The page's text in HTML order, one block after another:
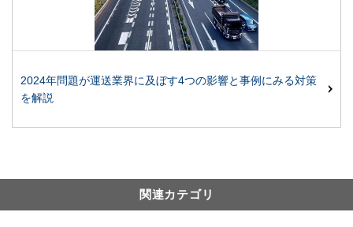
2024年問題が運送業界に及ぼす4つの影響と事例にみる対策
を解説
関連カテゴリ